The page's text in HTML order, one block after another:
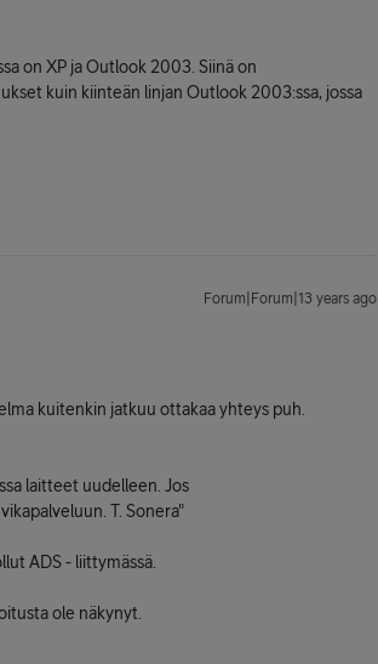
on XP ja Outlook 2003. Siinä on
kuin kiinteän linjan Outlook 2003:ssa, jossa
Forum|Forum|13 years ago
kuitenkin jatkuu ottakaa yhteys puh.
laitteet uudelleen. Jos
T. Sonera"
ADS - liittymässä.
ole näkynyt.